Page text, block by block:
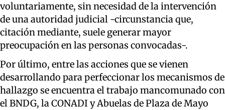
voluntariamente, sin necesidad de la intervención
de una autoridad judicial -circunstancia que,
citación mediante, suele generar mayor
preocupación en las personas convocadas-.
Por último, entre las acciones que se vienen
desarrollando para perfeccionar los mecanismos de
hallazgo se encuentra el trabajo mancomunado con
el BNDG, la CONADI y Abuelas de Plaza de Mayo